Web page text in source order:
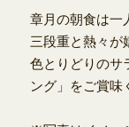
章月の朝食は一
三段重と熱々が
色とりどりのサ
ング」をご賞味